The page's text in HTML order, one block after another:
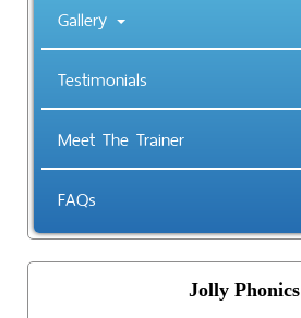
Gallery
Testimonials
Meet The Trainer
FAQs
Jolly Phonics